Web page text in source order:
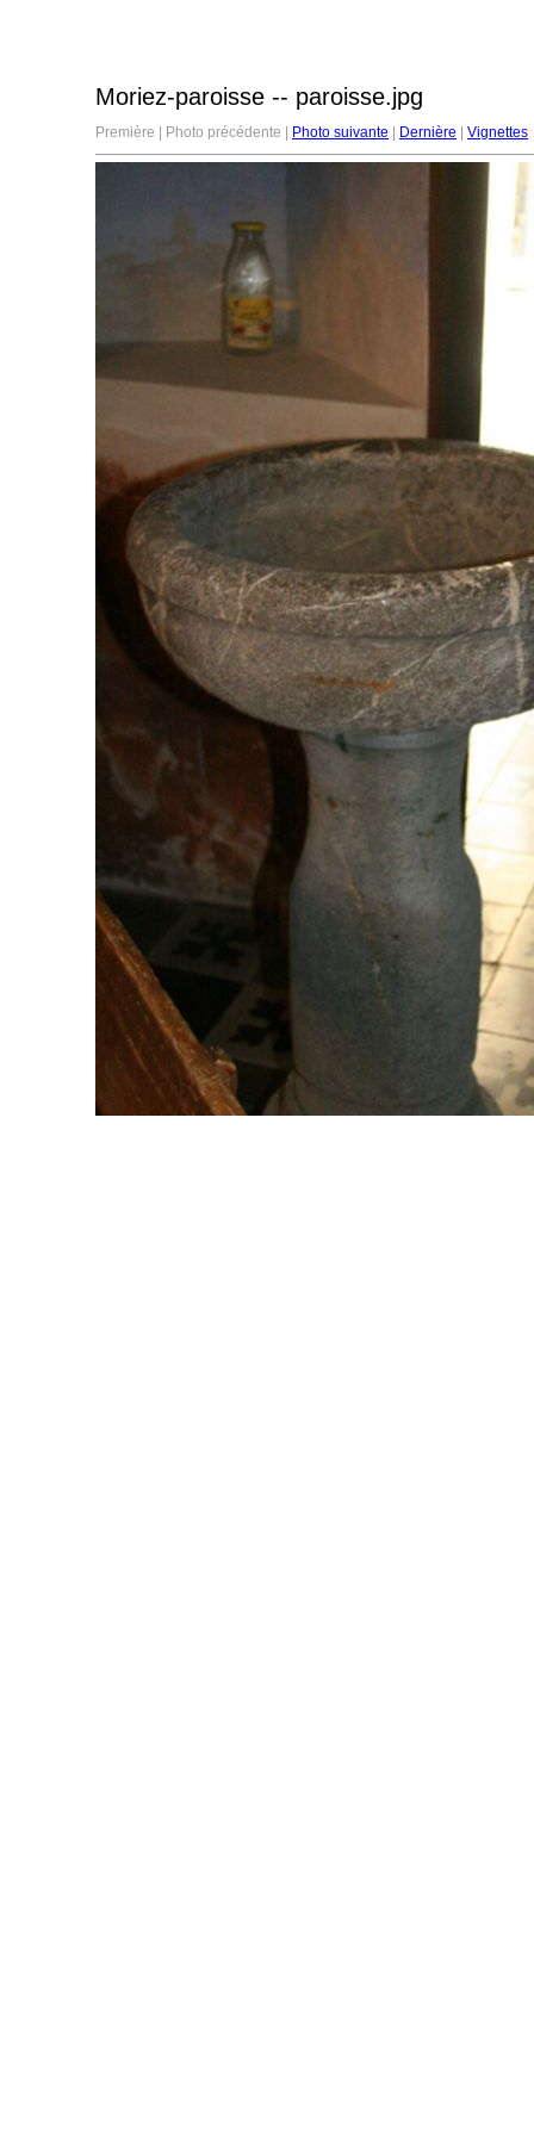
Moriez-paroisse -- paroisse.jpg
Première | Photo précédente | Photo suivante Dernière Vignettes